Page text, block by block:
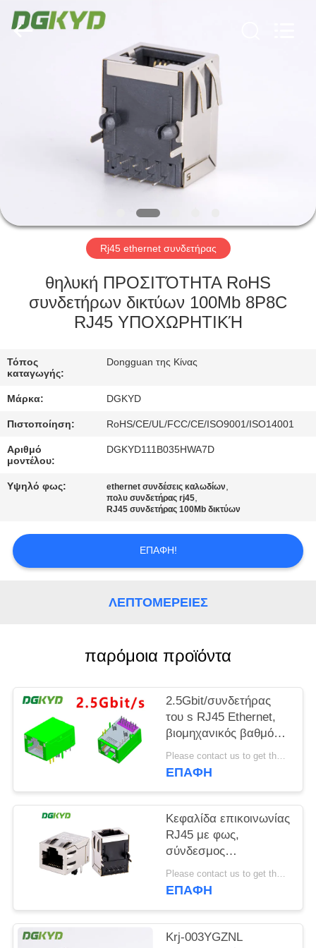
ΠΡΟΪΌΝΤΑ
ΠΕΡΊΠΟΥ
ΓΎΡΟΣ
ΕΡΓΟΣΤΑΣΊΩΝ
ΠΟΙΟΤΙΚΌΣ
ΈΛΕΓΧΟΣ
ΜΑΣ
ΕΛΆΤΕ
ΣΕ
ΖΗΤΉΣΤΕ
SITEMAP
ΠΟΛΙΤΙΚΉ
ΜΥΣΤΙΚΌΤΗΤΑΣ
Electronic
Technology
Co.,ltd.
Rj45 ethernet συνδετήρας
θηλυκή ΠΡΟΣΙΤΌΤΗΤΑ RoHS
συνδετήρων δικτύων 100Mb 8P8C
RJ45 ΥΠΟΧΩΡΗΤΙΚΉ
Τόπος
καταγωγής:
Dongguan της Κίνας
Μάρκα: DGKYD
Πιστοποίηση: RoHS/CE/UL/FCC/CE/ISO9001/ISO14001
Αριθμό
μοντέλου:
DGKYD111B035HWA7D
Υψηλό φως: ethernet συνδέσεις καλωδίων,
πολυ συνδετήρας rj45,
RJ45 συνδετήρας 100Mb δικτύων
ΕΠΑΦΉ!
ΛΕΠΤΟΜΈΡΕΙΕΣ
παρόμοια προϊόντα
2.5Gbit/συνδετήρας
του s RJ45 Ethernet,
βιομηχανικός βαθμός
μορφωματικό Rj45
Jack υψηλής επίδοσης
Please contact us to get the latest price. MOQ:1 κομμάτι
ΕΠΑΦΉ
Κεφαλίδα επικοινωνίας
RJ45 με φως,
σύνδεσμος
υπολογιστή
επικοινωνίας 8P8C
Please contact us to get the latest price. MOQ:1 κομμάτι
ΕΠΑΦΉ
Krj-003YGZNL